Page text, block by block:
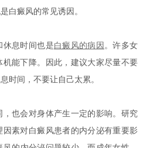
白癜风的常见诱因。
息时间也是白癜风的病因 。许多女
能下降。因此，建议大家尽量不要
时间，不要让自己太累。
也会对身体产生一定的影响。研究
素对白癜风患者的内分泌有重要影